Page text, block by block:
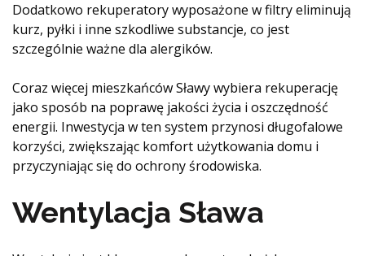
Dodatkowo rekuperatory wyposażone w filtry eliminują
kurz, pyłki i inne szkodliwe substancje, co jest
szczególnie ważne dla alergików.
Coraz więcej mieszkańców Sławy wybiera rekuperację
jako sposób na poprawę jakości życia i oszczędność
energii. Inwestycja w ten system przynosi długofalowe
korzyści, zwiększając komfort użytkowania domu i
przyczyniając się do ochrony środowiska.
Wentylacja Sława